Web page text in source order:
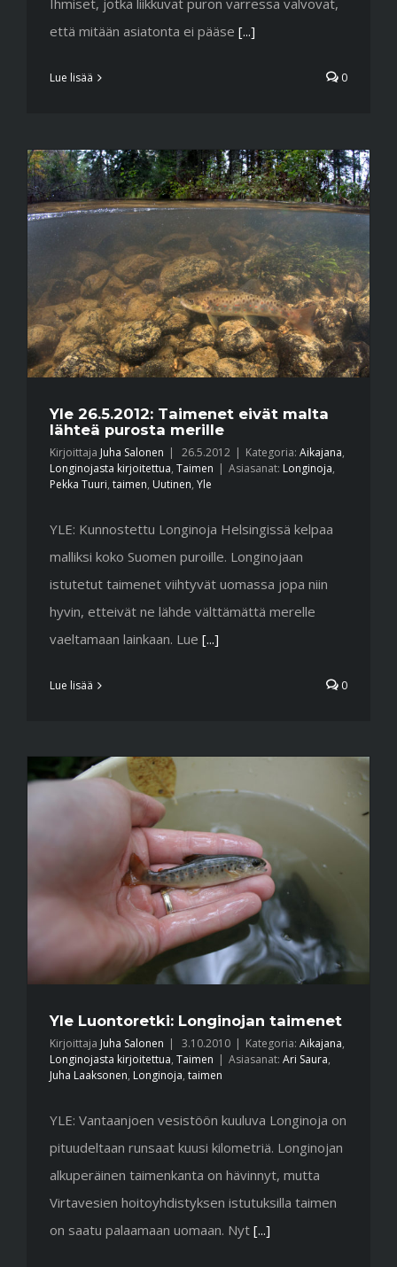
että mitään asiatonta ei pääse [...]
Lue lisää 0
Yle 26.5.2012: Taimenet eivät malta
lähteä purosta merille
Kirjoittaja Juha Salonen | 26.5.2012 | Kategoria: Aikajana,
Longinojasta kirjoitettua, Taimen | Asiasanat: Longinoja,
Pekka Tuuri, taimen, Uutinen, Yle
YLE: Kunnostettu Longinoja Helsingissä kelpaa
malliksi koko Suomen puroille. Longinojaan
istutetut taimenet viihtyvät uomassa jopa niin
hyvin, etteivät ne lähde välttämättä merelle
vaeltamaan lainkaan. Lue [...]
Lue lisää 0
Yle Luontoretki: Longinojan taimenet
Kirjoittaja Juha Salonen | 3.10.2010 | Kategoria: Aikajana,
Longinojasta kirjoitettua, Taimen | Asiasanat: Ari Saura,
Juha Laaksonen, Longinoja, taimen
YLE: Vantaanjoen vesistöön kuuluva Longinoja on
pituudeltaan runsaat kuusi kilometriä. Longinojan
alkuperäinen taimenkanta on hävinnyt, mutta
Virtavesien hoitoyhdistyksen istutuksilla taimen
on saatu palaamaan uomaan. Nyt [...]